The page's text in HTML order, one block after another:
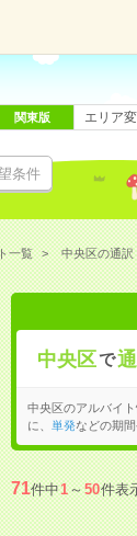
条件
関東版 エリア
一覧 中央区の通訳
中央区で
中央区のアルバイ
に、
単発などの期間
71件中1～50件表